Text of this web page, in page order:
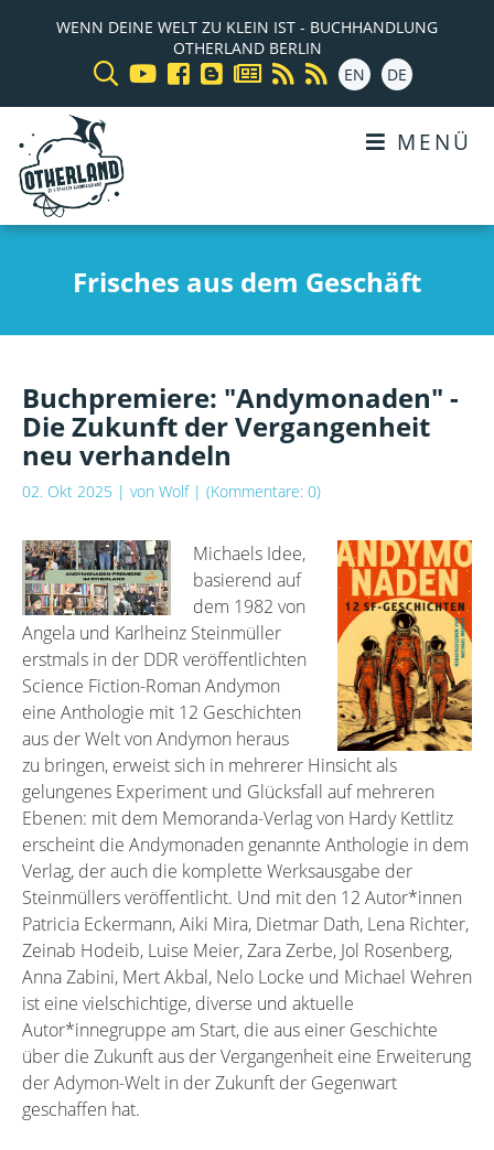
WENN DEINE WELT ZU KLEIN IST - BUCHHANDLUNG
OTHERLAND BERLIN
EN
DE
MENÜ
Frisches aus dem Geschäft
Buchpremiere: "Andymonaden" -
Die Zukunft der Vergangenheit
neu verhandeln
02. Okt 2025 | von Wolf| (Kommentare: 0)
Michaels Idee,
basierend auf
dem 1982 von
Angela und Karlheinz Steinmüller
erstmals in der DDR veröffentlichten
Science Fiction-Roman Andymon
eine Anthologie mit 12 Geschichten
aus der Welt von Andymon heraus
zu bringen, erweist sich in mehrerer Hinsicht als
gelungenes Experiment und Glücksfall auf mehreren
Ebenen: mit dem Memoranda-Verlag von Hardy Kettlitz
erscheint die Andymonaden genannte Anthologie in dem
Verlag, der auch die komplette Werksausgabe der
Steinmüllers veröffentlicht. Und mit den 12 Autor*innen
Patricia Eckermann, Aiki Mira, Dietmar Dath, Lena ­Richter,
Zeinab Hodeib, Luise Meier, Zara Zerbe, Jol Rosenberg,
Anna Zabini, Mert Akbal, Nelo Locke und Michael Wehren
ist eine vielschichtige, diverse und aktuelle
Autor*innegruppe am Start, die aus einer Geschichte
über die Zukunft aus der Vergangenheit eine Erweiterung
der Adymon-Welt in der Zukunft der Gegenwart
geschaffen hat.